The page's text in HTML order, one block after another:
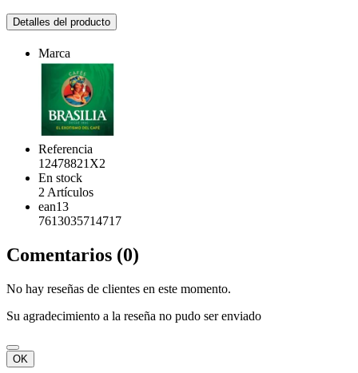
Detalles del producto
Marca
Referencia
12478821X2
En stock
2 Artículos
ean13
7613035714717
Comentarios (0)
No hay reseñas de clientes en este momento.
Su agradecimiento a la reseña no pudo ser enviado
OK